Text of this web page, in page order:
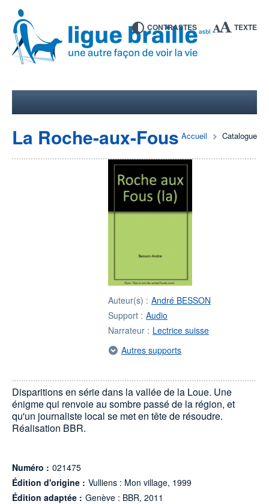
CONTRASTES TEXTE
Accueil Catalogue
La Roche-aux-Fous
Auteur(s) : André BESSON
Support : Audio
Narrateur : Lectrice suisse
Autres supports
Disparitions en série dans la vallée de la Loue. Une
énigme qui renvoie au sombre passé de la région, et
qu'un journaliste local se met en tête de résoudre.
Réalisation BBR.
Numéro : 021475
Édition d'origine : Vulliens : Mon village, 1999
Édition adaptée : Genève : BBR, 2011